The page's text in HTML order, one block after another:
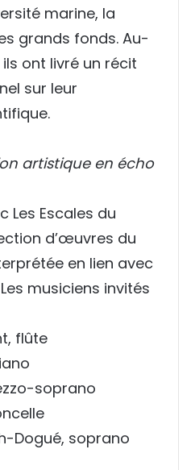
marine, la
grands fonds. Au-
ont livré un récit
sur leur
artistique en écho
Les Escales du
d’œuvres du
en lien avec
musiciens invités
, flûte
soprano
Dogué, soprano